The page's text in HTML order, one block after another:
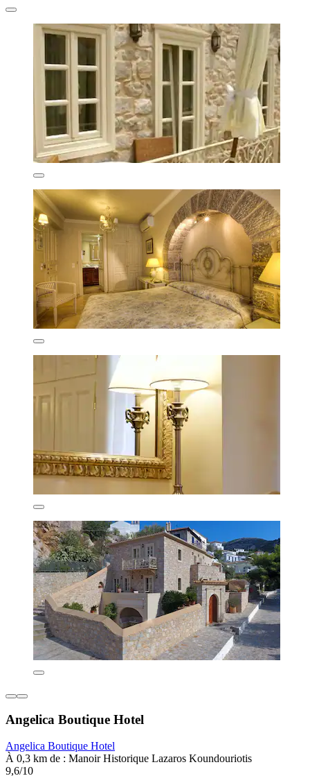
Angelica Boutique Hotel
Angelica Boutique Hotel
À 0,3 km de : Manoir Historique Lazaros Koundouriotis
9,6/10